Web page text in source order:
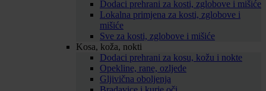
Dodaci prehrani za kosti, zglobove i mišiće
Lokalna primjena za kosti, zglobove i
mišiće
Sve za kosti, zglobove i mišiće
Kosa, koža, nokti
Dodaci prehrani za kosu, kožu i nokte
Opekline, rane, ozljede
Gljivična oboljenja